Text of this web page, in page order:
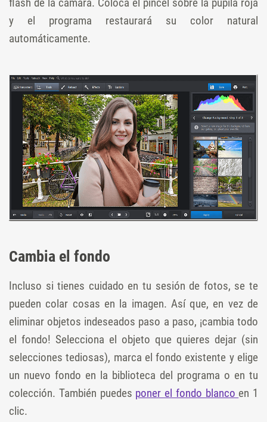
y el programa restaurará su color natural
automáticamente.
Cambia el fondo
Incluso si tienes cuidado en tu sesión de fotos, se te
pueden colar cosas en la imagen. Así que, en vez de
eliminar objetos indeseados paso a paso, ¡cambia todo
el fondo! Selecciona el objeto que quieres dejar (sin
selecciones tediosas), marca el fondo existente y elige
un nuevo fondo en la biblioteca del programa o en tu
colección. También puedes poner el fondo blanco en 1
clic.